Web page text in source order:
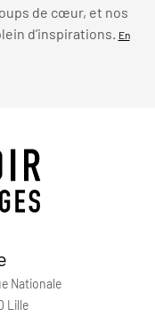
de cœur, et nos
d’inspirations. En
Nationale
Lille